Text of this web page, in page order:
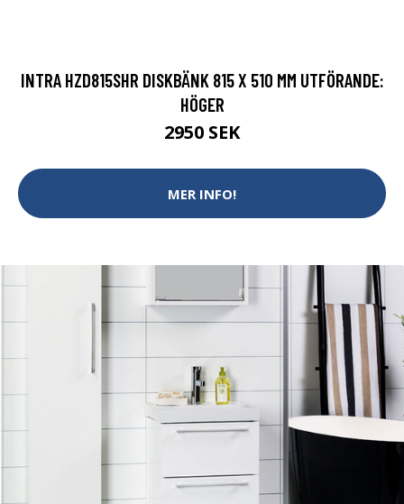
INTRA HZD815SHR DISKBÄNK 815 X 510 MM UTFÖRANDE:
HÖGER
2950 SEK
MER INFO!